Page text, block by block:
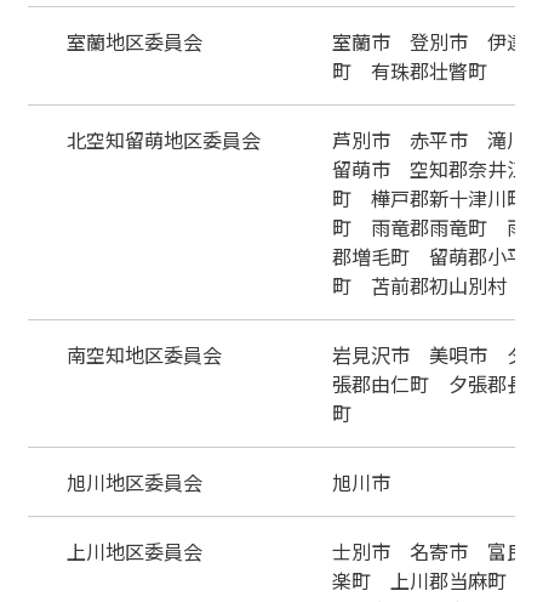
室蘭地区委員会
室蘭市 登別市 伊達
町 有珠郡壮瞥町
北空知留萌地区委員会
芦別市 赤平市 滝
留萌市 空知郡奈井江
町 樺戸郡新十津川町
町 雨竜郡雨竜町 雨
郡増毛町 留萌郡小平
町 苫前郡初山別村
南空知地区委員会
岩見沢市 美唄市 夕
張郡由仁町 夕張郡長
町
旭川地区委員会 旭川市
上川地区委員会
士別市 名寄市 富良
楽町 上川郡当麻町